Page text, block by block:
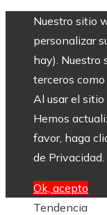
Nuestro sitio
personalizar
hay). Nuestro
terceros
Al usar el
Hemos
favor, haga
de Privacidad.
Ok, acepto
Tendencia